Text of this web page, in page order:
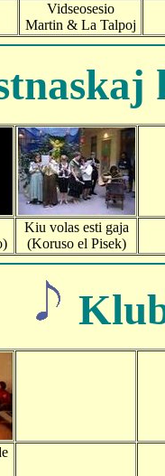
Vidseosesio
Martin & La Talpoj
Kiu volas esti gaja
(Koruso el Pisek)